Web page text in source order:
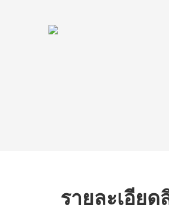
รายละเอีย